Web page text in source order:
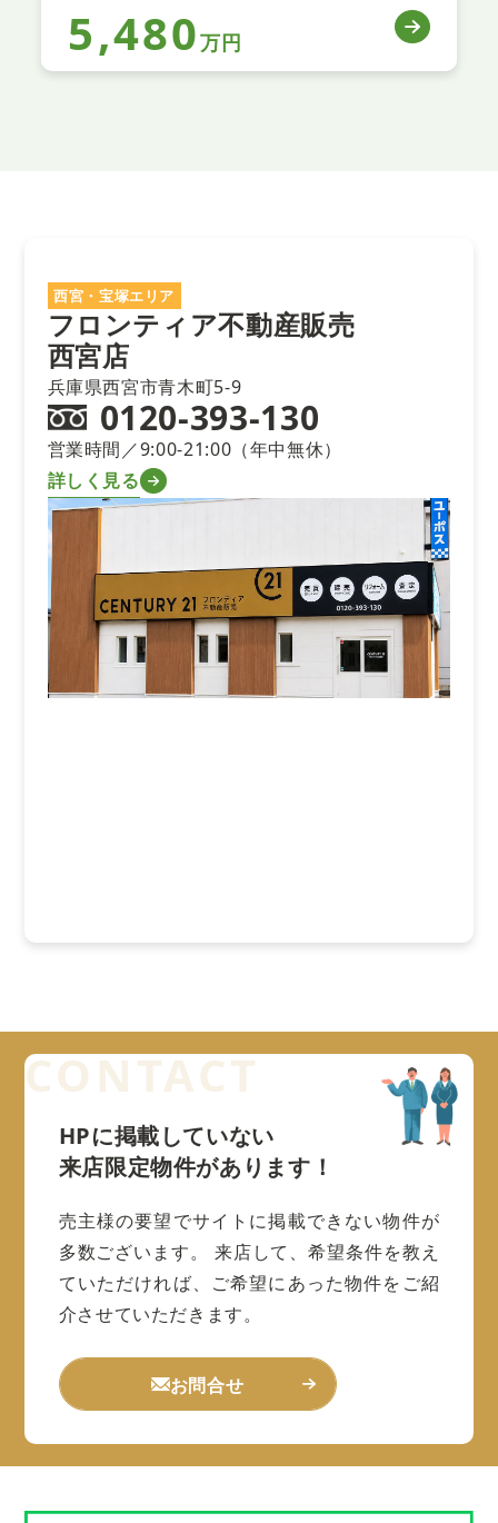
5,480万円
西宮・宝塚エリア
フロンティア不動産販売
西宮店
兵庫県西宮市青木町5-9
0120-393-130
営業時間／9:00-21:00（年中無休）
詳しく見る
HPに掲載していない
来店限定物件があります！
売主様の要望でサイトに掲載できない物件が
多数ございます。
来店して、希望条件を教え
ていただければ、ご希望にあった物件をご紹
介させていただきます。
お問合せ